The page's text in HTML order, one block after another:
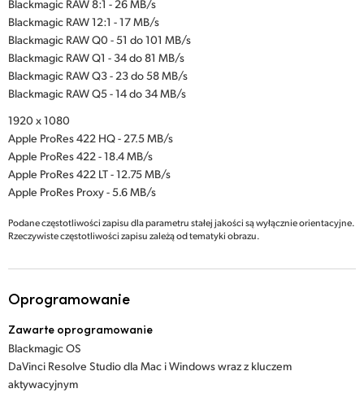
Blackmagic RAW 8:1 - 26 MB/s
Blackmagic RAW 12:1 - 17 MB/s
Blackmagic RAW Q0 - 51 do 101 MB/s
Blackmagic RAW Q1 - 34 do 81 MB/s
Blackmagic RAW Q3 - 23 do 58 MB/s
Blackmagic RAW Q5 - 14 do 34 MB/s
1920 x 1080
Apple ProRes 422 HQ - 27.5 MB/s
Apple ProRes 422 - 18.4 MB/s
Apple ProRes 422 LT - 12.75 MB/s
Apple ProRes Proxy - 5.6 MB/s
Podane częstotliwości zapisu dla parametru stałej jakości są wyłącznie orientacyjne.
Rzeczywiste częstotliwości zapisu zależą od tematyki obrazu.
Oprogramowanie
Zawarte oprogramowanie
Blackmagic OS
DaVinci Resolve Studio dla Mac i Windows wraz z kluczem
aktywacyjnym